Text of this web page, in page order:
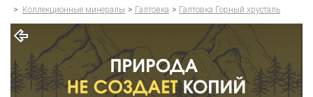
> Коллекционные минералы > Галтовка > Галтовка Горный хрусталь